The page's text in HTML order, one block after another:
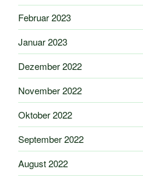
Februar 2023
Januar 2023
Dezember 2022
November 2022
Oktober 2022
September 2022
August 2022